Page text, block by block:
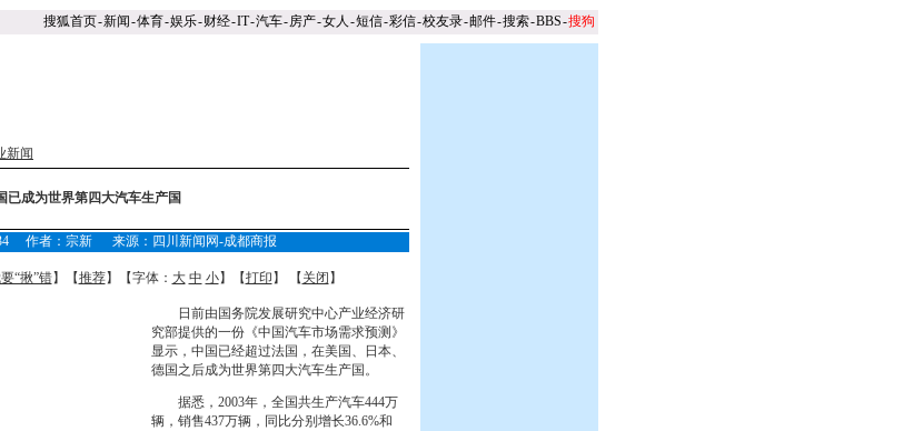
搜狐首页-新闻-体育-娱乐-财经-IT-汽车-房产-女人 -短信-彩信-校友录-邮件-搜索-BBS-搜狗
新闻
已成为世界第四大汽车生产国
作者：宗新 来源：四川新闻网-成都商报
“揪”错】【推荐】【字体： 大 中 小】【打印 】 【 关闭 】
日前由国务院发展研究中心产业经济研
究部提供的一份《中国汽车市场需求预测》
显示，中国已经超过法国，在美国、日本、
德国之后成为世界第四大汽车生产国。
据悉，2003年，全国共生产汽车444万
辆，销售437万辆，同比分别增长36.6%和